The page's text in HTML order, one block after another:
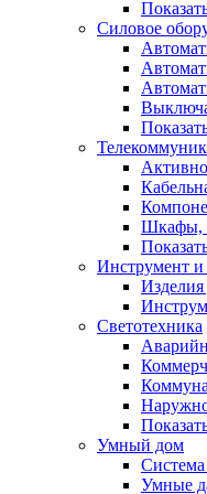
Силовое
Шкафы,
Инструмент и
Изделия
Светотехника
Умный дом
Умные